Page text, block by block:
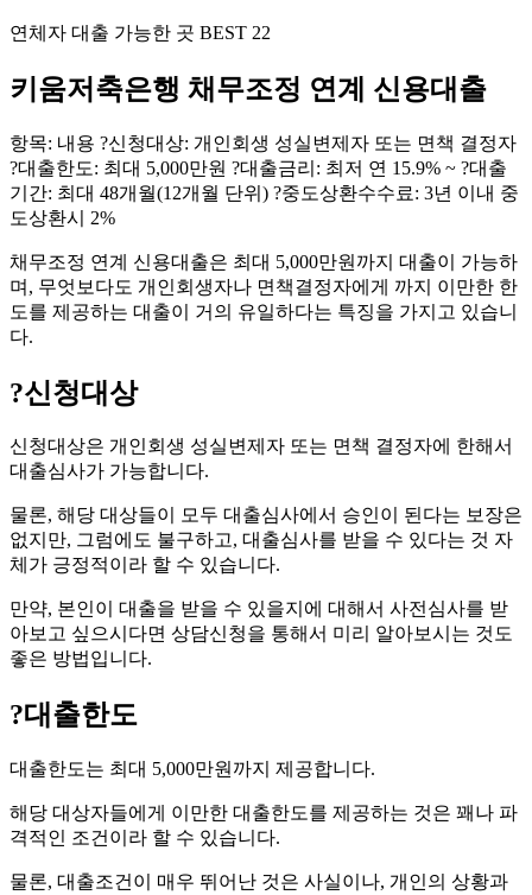
연체자 대출 가능한 곳 BEST 22
키움저축은행 채무조정 연계 신용대출
항목: 내용 ?신청대상: 개인회생 성실변제자 또는 면책 결정자
?대출한도: 최대 5,000만원 ?대출금리: 최저 연 15.9% ~ ?대출
기간: 최대 48개월(12개월 단위) ?중도상환수수료: 3년 이내 중
도상환시 2%
채무조정 연계 신용대출은 최대 5,000만원까지 대출이 가능하
며, 무엇보다도 개인회생자나 면책결정자에게 까지 이만한 한
도를 제공하는 대출이 거의 유일하다는 특징을 가지고 있습니
다.
?신청대상
신청대상은 개인회생 성실변제자 또는 면책 결정자에 한해서
대출심사가 가능합니다.
물론, 해당 대상들이 모두 대출심사에서 승인이 된다는 보장은
없지만, 그럼에도 불구하고, 대출심사를 받을 수 있다는 것 자
체가 긍정적이라 할 수 있습니다.
만약, 본인이 대출을 받을 수 있을지에 대해서 사전심사를 받
아보고 싶으시다면 상담신청을 통해서 미리 알아보시는 것도
좋은 방법입니다.
?대출한도
대출한도는 최대 5,000만원까지 제공합니다.
해당 대상자들에게 이만한 대출한도를 제공하는 것은 꽤나 파
격적인 조건이라 할 수 있습니다.
물론, 대출조건이 매우 뛰어난 것은 사실이나, 개인의 상황과